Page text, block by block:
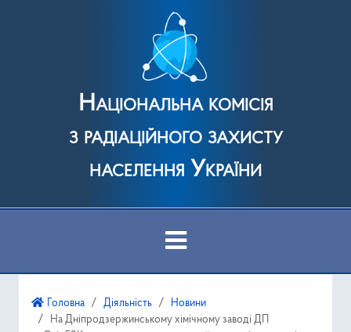
Національна комісія
з радіаційного захисту
населення України
Головна Діяльність
Новини
На Дніпродзержинському хімічному заводі ДП